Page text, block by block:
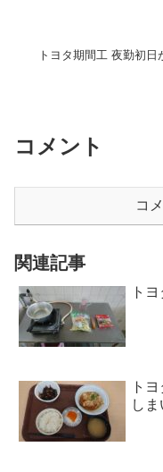
トヨタ期間工 夜勤初日
コメント
コ
関連記事
ト
ト
し